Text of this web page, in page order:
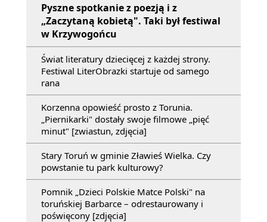
Pyszne spotkanie z poezją i z
„Zaczytaną kobietą". Taki był festiwal
w Krzywogońcu
Świat literatury dziecięcej z każdej strony.
Festiwal LiterObrazki startuje od samego
rana
Korzenna opowieść prosto z Torunia.
„Piernikarki" dostały swoje filmowe „pięć
minut" [zwiastun, zdjęcia]
Stary Toruń w gminie Zławieś Wielka. Czy
powstanie tu park kulturowy?
Pomnik „Dzieci Polskie Matce Polski" na
toruńskiej Barbarce – odrestaurowany i
poświęcony [zdjęcia]